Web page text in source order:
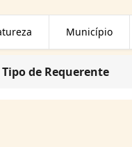
Município
Tipo de Requerente